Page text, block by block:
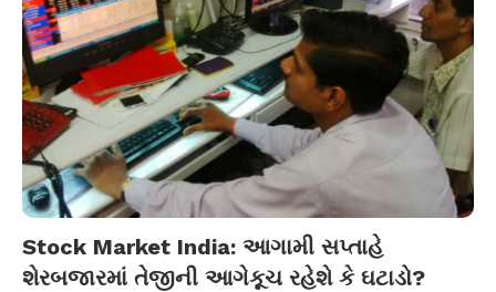
Stock Market India: આગામી સપ્તાહે
શેરબજારમાં તેજીની આગેકૂચ રહેશે કે ઘટાડો?